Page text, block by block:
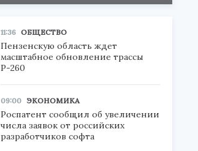
11:36 ОБЩЕСТВО
Пензенскую область ждет
масштабное обновление трассы
Р-260
09:00 ЭКОНОМИКА
Роспатент сообщил об увеличении
числа заявок от российских
разработчиков софта